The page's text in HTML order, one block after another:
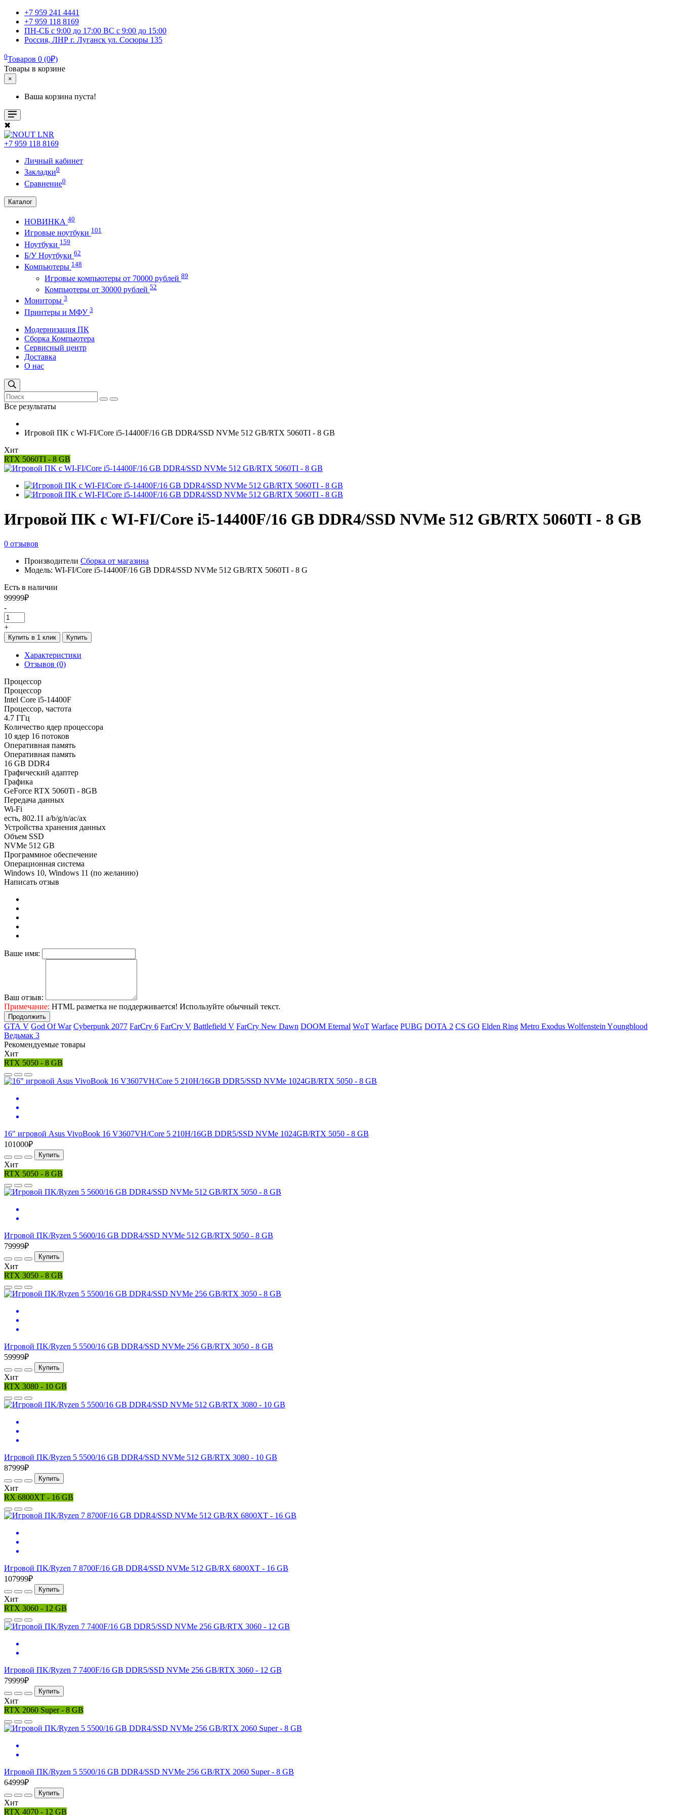
+7 959 241 4441
+7 959 118 8169
ПН-СБ с 9:00 до 17:00 ВС с 9:00 до 15:00
Россия, ЛНР г. Луганск ул. Сосюры 135
0Товаров 0 (0₽)
Товары в корзине
×
Ваша корзина пуста!
✖
+7 959 118 8169
Личный кабинет
Закладки0
Сравнение0
Каталог
НОВИНКА 40
Игровые ноутбуки 101
Ноутбуки 159
Б/У Ноутбуки 62
Компьютеры 148
Игровые компьютеры от 70000 рублей 89
Компьютеры от 30000 рублей 52
Мониторы 3
Принтеры и МФУ 3
Модернизация ПК
Сборка Компьютера
Сервисный центр
Доставка
О нас
Все результаты
Игровой ПK с WI-FI/Core i5-14400F/16 GB DDR4/SSD NVMe 512 GB/RTX 5060TI - 8 GB
Хит
RTX 5060TI - 8 GB
Игровой ПK с WI-FI/Core i5-14400F/16 GB DDR4/SSD NVMe 512 GB/RTX 5060TI - 8 GB
0 отзывов
Производители Сборка от магазина
Модель: WI-FI/Core i5-14400F/16 GB DDR4/SSD NVMe 512 GB/RTX 5060TI - 8 G
Есть в наличии
99999₽
-
+
Купить в 1 клик Купить
Характеристики
Отзывов (0)
Процессор
Процессор
Intel Core i5-14400F
Процессор, частота
4.7 ГГц
Количество ядер процессора
10 ядер 16 потоков
Оперативная память
Оперативная память
16 GB DDR4
Графический адаптер
Графика
GeForce RTX 5060Ti - 8GB
Передача данных
Wi-Fi
есть, 802.11 a/b/g/n/ac/ax
Устройства хранения данных
Объем SSD
NVMe 512 GB
Программное обеспечение
Операционная система
Windows 10, Windows 11 (по желанию)
Написать отзыв
Ваше имя:
Ваш отзыв:
Примечание: HTML разметка не поддерживается! Используйте обычный текст.
Продолжить
GТА V Gоd Оf Wаr Cyberpunk 2077 FаrСry 6 FarCry V Ваttlеfiеld V FаrСry Nеw Dаwn DООМ Еtеrnаl WоТ Wаrfасе РUВG DОТА 2 СS GО Elden Ring Меtrо Ехоdus Wоlfеnstеin Yоungblооd
Ведьмак 3
Рекомендуемые товары
Хит
RTX 5050 - 8 GB
16" игровой Asus VivoBook 16 V3607VH/Core 5 210H/16GB DDR5/SSD NVMe 1024GB/RTX 5050 - 8 GB
101000₽
Купить
Хит
RTX 5050 - 8 GB
Игровой ПK/Ryzen 5 5600/16 GB DDR4/SSD NVMe 512 GB/RTX 5050 - 8 GB
79999₽
Купить
Хит
RTX 3050 - 8 GB
Игровой ПK/Ryzen 5 5500/16 GB DDR4/SSD NVMe 256 GB/RTX 3050 - 8 GB
59999₽
Купить
Хит
RTX 3080 - 10 GB
Игровой ПK/Ryzen 5 5500/16 GB DDR4/SSD NVMe 512 GB/RTX 3080 - 10 GB
87999₽
Купить
Хит
RX 6800XT - 16 GB
Игровой ПK/Ryzen 7 8700F/16 GB DDR4/SSD NVMe 512 GB/RX 6800XT - 16 GB
107999₽
Купить
Хит
RTX 3060 - 12 GB
Игровой ПK/Ryzen 7 7400F/16 GB DDR5/SSD NVMe 256 GB/RTX 3060 - 12 GB
79999₽
Купить
Хит
RTX 2060 Super - 8 GB
Игровой ПK/Ryzen 5 5500/16 GB DDR4/SSD NVMe 256 GB/RTX 2060 Super - 8 GB
64999₽
Купить
Хит
RTX 4070 - 12 GB